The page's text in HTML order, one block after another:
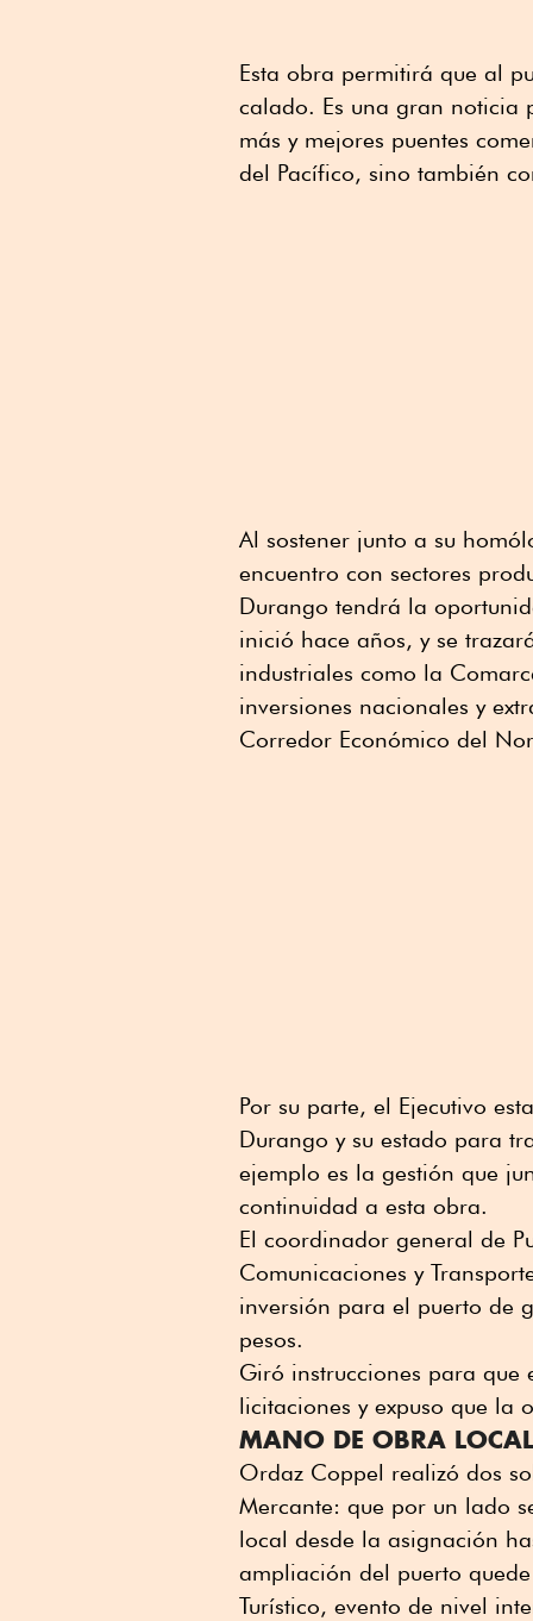
Esta obra permitirá que al
calado. Es una gran noticia
más y mejores puentes
del Pacífico, sino también
Al sostener junto a su
encuentro con sectores
Durango tendrá la
inició hace años, y se
industriales como la
inversiones nacionales y
Corredor Económico del
Por su parte, el Ejecutivo
Durango y su estado para
ejemplo es la gestión que
continuidad a esta obra.
El coordinador general de
Comunicaciones y
inversión para el puerto de
pesos.
Giró instrucciones para que
licitaciones y expuso que la
MANO DE OBRA LOCAL
Ordaz Coppel realizó dos
Mercante: que por un lado
local desde la asignación
ampliación del puerto
Turístico, evento de nivel